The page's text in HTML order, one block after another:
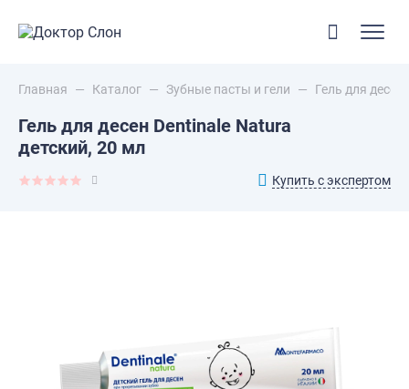
Главная — Каталог — Зубные пасты и гели — Гель для
Гель для десен Dentinale Natura
детский, 20 мл
Купить с экспертом